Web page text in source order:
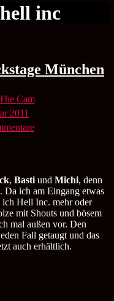
hell inc
München
Cam
2011
zu
Hell
München
, Basti und Michi, denn
Da ich am Eingang etwas
ich Hell Inc. mehr oder
mit Shouts und bösem
mal außen vor. Den
Fall getaugt und das
auch erhältlich.